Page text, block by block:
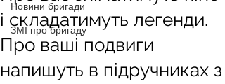
Новини бригади
ЗМІ про бригаду
і складатимуть легенди.
Про ваші подвиги
напишуть в підручниках з